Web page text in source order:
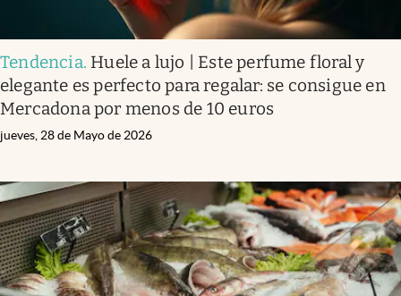
Tendencia. Huele a lujo | Este perfume floral y
elegante es perfecto para regalar: se consigue en
Mercadona por menos de 10 euros
jueves, 28 de Mayo de 2026